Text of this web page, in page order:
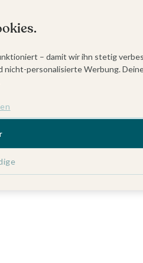
– damit wir ihn stetig
nicht-personalisierte Werbung.